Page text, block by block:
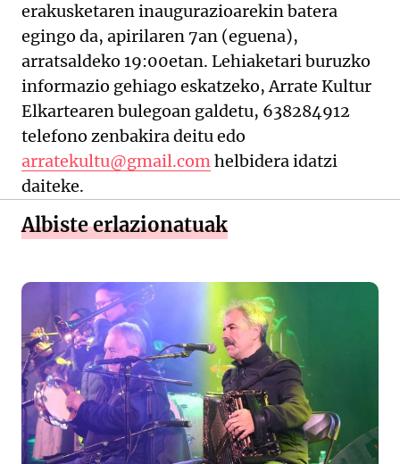
erakusketaren inaugurazioarekin batera
egingo da, apirilaren 7an (eguena),
arratsaldeko 19:00etan. Lehiaketari buruzko
informazio gehiago eskatzeko, Arrate Kultur
Elkartearen bulegoan galdetu, 638284912
telefono zenbakira deitu edo
arratekultu@gmail.comhelbidera idatzi
daiteke.
Albiste erlazionatuak